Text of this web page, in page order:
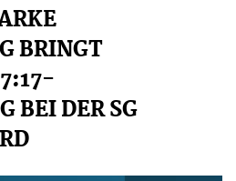
BRINGT
BEI DER SG